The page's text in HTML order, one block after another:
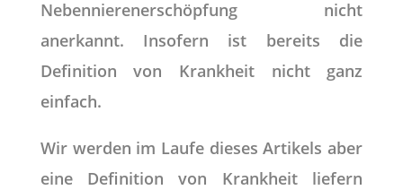
Nebennierenerschöpfung nicht
anerkannt. Insofern ist bereits die
Definition von Krankheit nicht ganz
einfach.
Wir werden im Laufe dieses Artikels aber
eine Definition von Krankheit liefern